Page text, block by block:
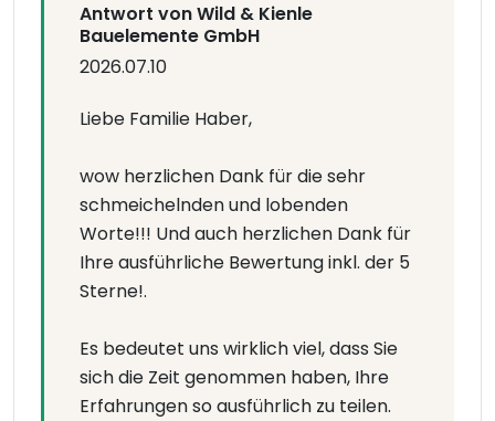
Antwort von Wild & Kienle
Bauelemente GmbH
2026.07.10
Liebe Familie Haber,
wow herzlichen Dank für die sehr
schmeichelnden und lobenden
Worte!!! Und auch herzlichen Dank für
Ihre ausführliche Bewertung inkl. der 5
Sterne!.
Es bedeutet uns wirklich viel, dass Sie
sich die Zeit genommen haben, Ihre
Erfahrungen so ausführlich zu teilen.